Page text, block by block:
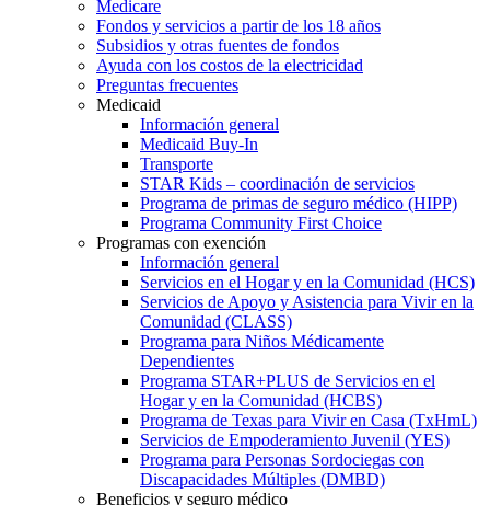
Medicare
Fondos y servicios a partir de los 18 años
Subsidios y otras fuentes de fondos
Ayuda con los costos de la electricidad
Preguntas frecuentes
Medicaid
Información general
Medicaid Buy-In
Transporte
STAR Kids – coordinación de servicios
Programa de primas de seguro médico (HIPP)
Programa Community First Choice
Programas con exención
Información general
Servicios en el Hogar y en la Comunidad (HCS)
Servicios de Apoyo y Asistencia para Vivir en la
Comunidad (CLASS)
Programa para Niños Médicamente
Dependientes
Programa STAR+PLUS de Servicios en el
Hogar y en la Comunidad (HCBS)
Programa de Texas para Vivir en Casa (TxHmL)
Servicios de Empoderamiento Juvenil (YES)
Programa para Personas Sordociegas con
Discapacidades Múltiples (DMBD)
Beneficios y seguro médico